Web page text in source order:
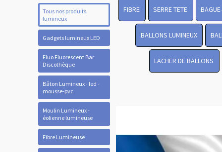
Tous nos produits
lumineux
Gadgets lumineux LED
Fluo Fluorescent Bar
Discothèque
Bâton Lumineux - led -
mousse-pvc
Moulin Lumineux -
éolienne lumineuse
Fibre Lumineuse
FIBRE SERRE TETE
BALLONS LUMINEUX
LACHER DE BALLONS